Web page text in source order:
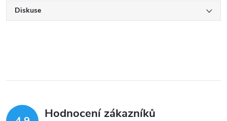
Diskuse
Hodnocení zákazníků